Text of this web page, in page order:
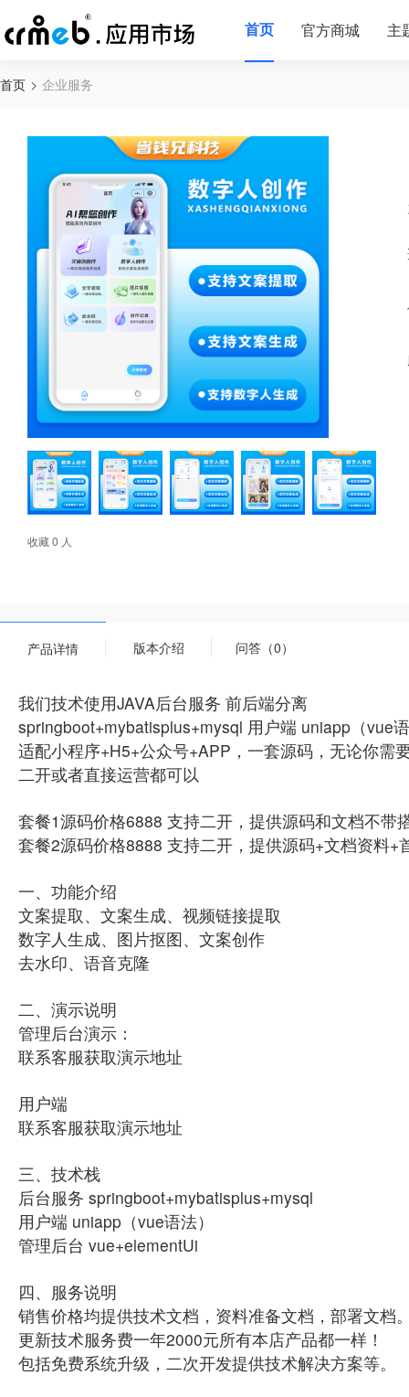
首页 官方商城 主
首页 企业服务
收藏 0 人
产品详情 版本介绍 问答（0）
我们技术使用JAVA后台服务 前后端分离
springboot+mybatisplus+mysql 用户端 uniapp（vue
适配小程序+H5+公众号+APP，一套源码，无论你
二开或者直接运营都可以
套餐1源码价格6888 支持二开，提供源码和文档不带
套餐2源码价格8888 支持二开，提供源码+文档资料+
一、功能介绍
文案提取、文案生成、视频链接提取
数字人生成、图片抠图、文案创作
去水印、语音克隆
二、演示说明
管理后台演示：
联系客服获取演示地址
用户端
联系客服获取演示地址
三、技术栈
后台服务 springboot+mybatisplus+mysql
用户端 uniapp（vue语法）
管理后台 vue+elementUi
四、服务说明
销售价格均提供技术文档，资料准备文档，部署文档
更新技术服务费一年2000元所有本店产品都一样！
包括免费系统升级，二次开发提供技术解决方案等。